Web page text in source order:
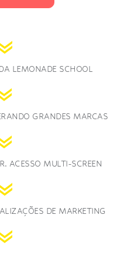
LEMONADE SCHOOL
GRANDES MARCAS
ACESSO MULTI-SCREEN
DE MARKETING